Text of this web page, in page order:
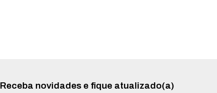
Receba novidades e fique atualizado(a)